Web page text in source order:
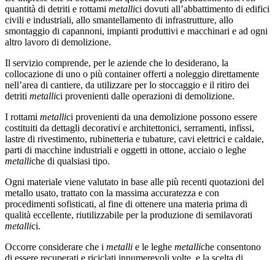
quantità di detriti e rottami metallici dovuti all’abbattimento di edifici
civili e industriali, allo smantellamento di infrastrutture, allo
smontaggio di capannoni, impianti produttivi e macchinari e ad ogni
altro lavoro di demolizione.
Il servizio comprende, per le aziende che lo desiderano, la
collocazione di uno o più container offerti a noleggio direttamente
nell’area di cantiere, da utilizzare per lo stoccaggio e il ritiro dei
detriti metallici provenienti dalle operazioni di demolizione.
I rottami metallici provenienti da una demolizione possono essere
costituiti da dettagli decorativi e architettonici, serramenti, infissi,
lastre di rivestimento, rubinetteria e tubature, cavi elettrici e caldaie,
parti di macchine industriali e oggetti in ottone, acciaio o leghe
metalliche di qualsiasi tipo.
Ogni materiale viene valutato in base alle più recenti quotazioni del
metallo usato, trattato con la massima accuratezza e con
procedimenti sofisticati, al fine di ottenere una materia prima di
qualità eccellente, riutilizzabile per la produzione di semilavorati
metallici.
Occorre considerare che i metalli e le leghe metalliche consentono
di essere recuperati e riciclati innumerevoli volte, e la scelta di